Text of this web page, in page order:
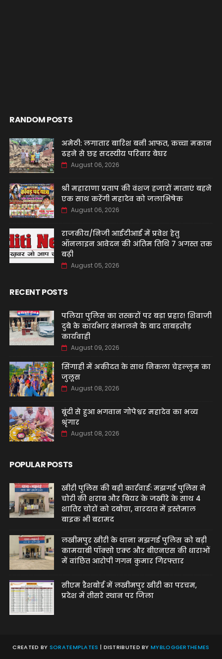
RANDOM POSTS
अमेठी: लगातार बारिश बनी आफत, कच्चा मकान
ढहने से छह सदस्यीय परिवार बेघर
August 06, 2026
श्री महाराणा प्रताप की वंशज हजारों माताएं बहने
एक साथ करेंगी महादेव को जलाभिषेक
August 06, 2026
राजकीय/निजी आईटीआई में प्रवेश हेतु
ऑनलाइन आवेदन की अंतिम तिथि 7 अगस्त तक
बढ़ी
August 05, 2026
RECENT POSTS
पलिया पुलिस का तस्करों पर बड़ा प्रहार! शिवाजी
दुबे के कार्यभार संभालने के बाद ताबड़तोड़
कार्यवाही
August 09, 2026
सिंगाही में अकीदत के साथ निकला चेहल्लुम का
जुलूस
August 08, 2026
बूंदी से हुआ भगवान गोपेश्वर महादेव का भव्य
श्रृंगार
August 08, 2026
POPULAR POSTS
खीरी पुलिस की बड़ी कार्रवाई: मझगई पुलिस ने
चोरी की शराब और बियर के जखीरे के साथ 4
शातिर चोरों को दबोचा, वारदात में इस्तेमाल
बाइक भी बरामद
लखीमपुर खीरी के थाना मझगई पुलिस को बड़ी
कामयाबी पॉक्सो एक्ट और बीएनएस की धाराओं
में वांछित आरोपी गगन कुमार गिरफ्तार
सीएम डैशबोर्ड में लखीमपुर खीरी का परचम,
प्रदेश में तीसरे स्थान पर जिला
CREATED BY SORATEMPLATES | DISTRIBUTED BYMYBLOGGERTHEMES